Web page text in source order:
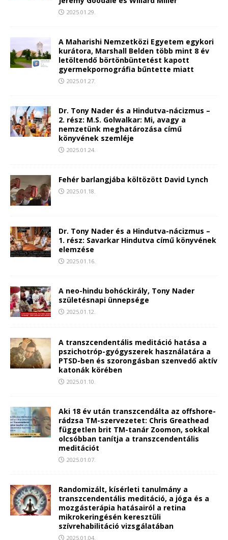
2025.01.29.
A Maharishi Nemzetközi Egyetem egykori
kurátora, Marshall Belden több mint 8 év
letöltendő börtönbüntetést kapott
gyermekpornográfia bűntette miatt
2025.01.27.
Dr. Tony Nader és a Hindutva-nácizmus –
2. rész: M.S. Golwalkar: Mi, avagy a
nemzetünk meghatározása című
könyvének szemléje
2025.01.24.
Fehér barlangjába költözött David Lynch
2025.01.18.
Dr. Tony Nader és a Hindutva-nácizmus –
1. rész: Savarkar Hindutva című könyvének
elemzése
2025.01.16.
A neo-hindu bohóckirály, Tony Nader
születésnapi ünnepsége
2025.01.12.
A transzcendentális meditáció hatása a
pszichotróp-gyógyszerek használatára a
PTSD-ben és szorongásban szenvedő aktív
katonák körében
2025.01.10.
Aki 18 év után transzcendálta az offshore-
rádzsa TM-szervezetet: Chris Greathead
független brit TM-tanár Zoomon, sokkal
olcsóbban tanítja a transzcendentális
meditációt
2025.01.07.
Randomizált, kísérleti tanulmány a
transzcendentális meditáció, a jóga és a
mozgásterápia hatásairól a retina
mikrokeringésén keresztüli
szívrehabilitáció vizsgálatában
2025.01.04.